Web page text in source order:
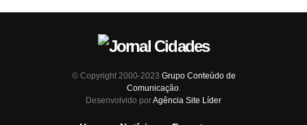
© Copyright 2000-2023 Grupo Conteúdo de
Comunicação.
Desenvolvido porAgência Site Líder